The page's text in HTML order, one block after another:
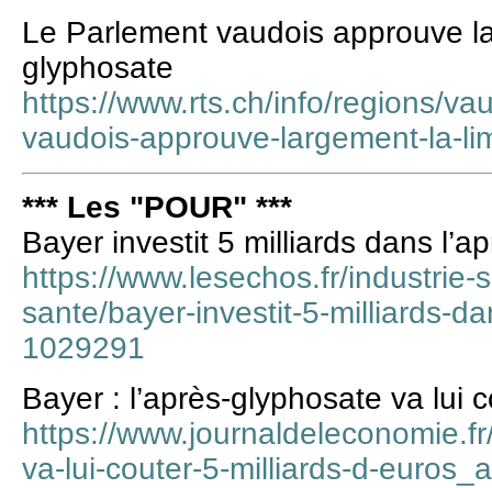
Le Parlement vaudois approuve
glyphosate
https://www.rts.ch/info/regions/
vaudois-approuve-largement-la-
*** Les "POUR" ***
Bayer investit 5 milliards dans
https://www.lesechos.fr/industrie-
sante/bayer-investit-5-milliards-
1029291
Bayer : l’après-glyphosate va lui
https://
va-lui-couter-5-milliards-d-